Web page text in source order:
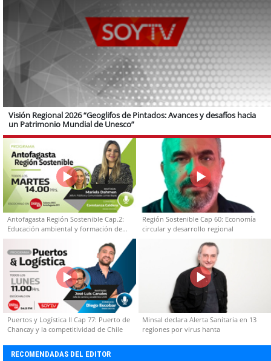
Visión Regional 2026 “Geoglifos de Pintados: Avances y desafíos hacia
un Patrimonio Mundial de Unesco”
Antofagasta Región Sostenible Cap.2:
Educación ambiental y formación de
capacidades técnicas
Región Sostenible Cap 60: Economía
circular y desarrollo regional
Puertos y Logística II Cap 77: Puerto de
Chancay y la competitividad de Chile
Minsal declara Alerta Sanitaria en 13
regiones por virus hanta
RECOMENDADAS DEL EDITOR